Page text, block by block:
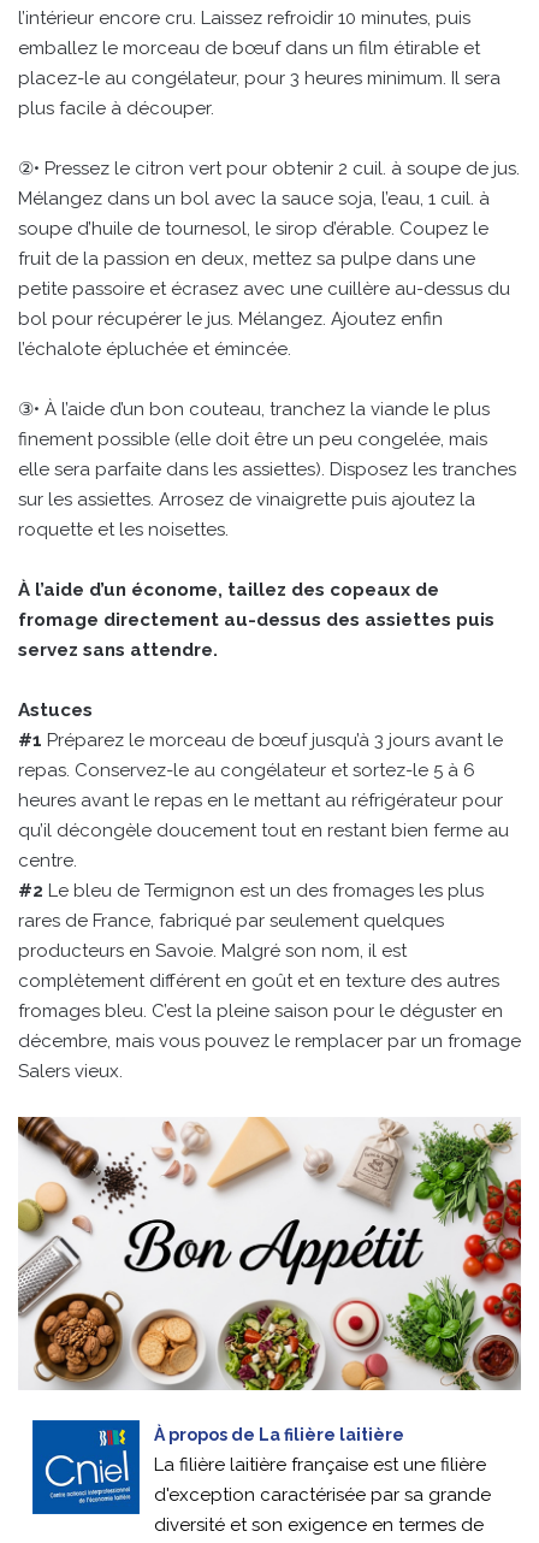
l’intérieur encore cru. Laissez refroidir 10 minutes, puis
emballez le morceau de bœuf dans un film étirable et
placez-le au congélateur, pour 3 heures minimum. Il sera
plus facile à découper.
②• Pressez le citron vert pour obtenir 2 cuil. à soupe de jus.
Mélangez dans un bol avec la sauce soja, l’eau, 1 cuil. à
soupe d’huile de tournesol, le sirop d’érable. Coupez le
fruit de la passion en deux, mettez sa pulpe dans une
petite passoire et écrasez avec une cuillère au-dessus du
bol pour récupérer le jus. Mélangez. Ajoutez enfin
l’échalote épluchée et émincée.
③• À l’aide d’un bon couteau, tranchez la viande le plus
finement possible (elle doit être un peu congelée, mais
elle sera parfaite dans les assiettes). Disposez les tranches
sur les assiettes. Arrosez de vinaigrette puis ajoutez la
roquette et les noisettes.
À l’aide d’un économe, taillez des copeaux de
fromage directement au-dessus des assiettes puis
servez sans attendre.
Astuces
#1 Préparez le morceau de bœuf jusqu’à 3 jours avant le
repas. Conservez-le au congélateur et sortez-le 5 à 6
heures avant le repas en le mettant au réfrigérateur pour
qu’il décongèle doucement tout en restant bien ferme au
centre.
#2 Le bleu de Termignon est un des fromages les plus
rares de France, fabriqué par seulement quelques
producteurs en Savoie. Malgré son nom, il est
complètement différent en goût et en texture des autres
fromages bleu. C’est la pleine saison pour le déguster en
décembre, mais vous pouvez le remplacer par un fromage
Salers vieux.
À propos de La filière laitière
La filière laitière française est une filière
d'exception caractérisée par sa grande
diversité et son exigence en termes de